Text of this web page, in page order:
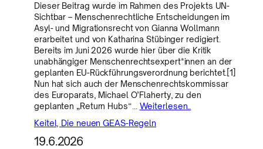
Dieser Beitrag wurde im Rahmen des Projekts UN-
Sichtbar – Menschenrechtliche Entscheidungen im
Asyl- und Migrationsrecht von Gianna Wollmann
erarbeitet und von Katharina Stübinger redigiert.
Bereits im Juni 2026 wurde hier über die Kritik
unabhängiger Menschenrechtsexpert*innen an der
geplanten EU-Rückführungsverordnung berichtet.[1]
Nun hat sich auch der Menschenrechtskommissar
des Europarats, Michael O’Flaherty, zu den
geplanten „Return Hubs“… Weiterlesen..
Keitel, Die neuen GEAS-Regeln
19.6.2026